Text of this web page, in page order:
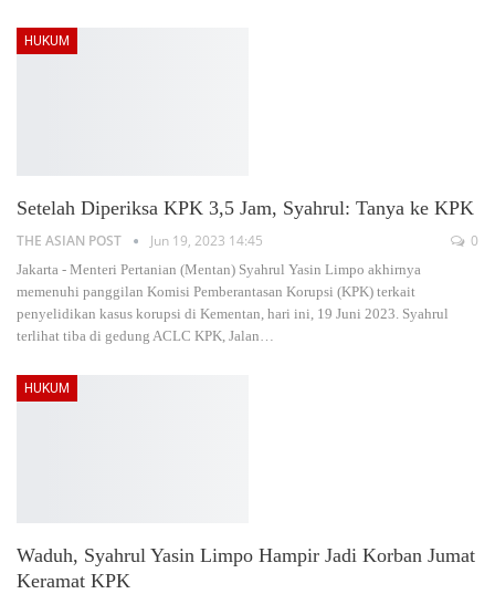
HUKUM
Setelah Diperiksa KPK 3,5 Jam, Syahrul: Tanya ke KPK
THE ASIAN POST Jun 19, 2023 14:45 0
Jakarta - Menteri Pertanian (Mentan) Syahrul Yasin Limpo akhirnya
memenuhi panggilan Komisi Pemberantasan Korupsi (KPK) terkait
penyelidikan kasus korupsi di Kementan, hari ini, 19 Juni 2023. Syahrul
terlihat tiba di gedung ACLC KPK, Jalan
HUKUM
Waduh, Syahrul Yasin Limpo Hampir Jadi Korban Jumat
Keramat KPK